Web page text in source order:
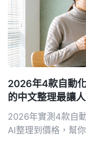
2026年4款自動
的中文整理最讓
2026年實測4款自
AI整理到價格，幫